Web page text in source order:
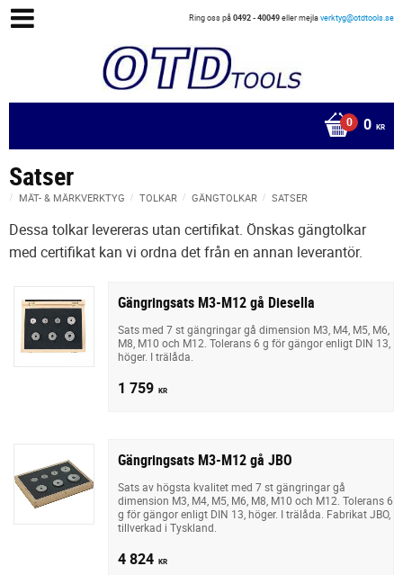
Ring oss på0492 - 40049eller mejlaverktyg@otdtools.se
0 KR
Satser
MÄT- & MÄRKVERKTYG TOLKAR GÄNGTOLKAR SATSER
Dessa tolkar levereras utan certifikat. Önskas gängtolkar
med certifikat kan vi ordna det från en annan leverantör.
Gängringsats M3-M12 gå Diesella
Sats med 7 st gängringar gå dimension M3, M4, M5, M6,
M8, M10 och M12. Tolerans 6 g för gängor enligt DIN 13,
höger. I trälåda.
1 759 KR
Gängringsats M3-M12 gå JBO
Sats av högsta kvalitet med 7 st gängringar gå
dimension M3, M4, M5, M6, M8, M10 och M12. Tolerans 6
g för gängor enligt DIN 13, höger. I trälåda. Fabrikat JBO,
tillverkad i Tyskland.
4 824 KR